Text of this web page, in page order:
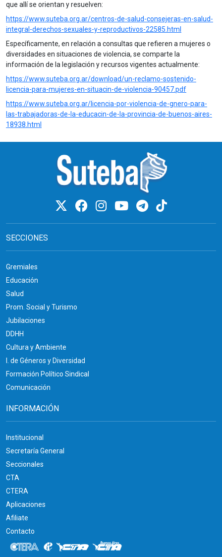
que allí se orientan y resuelven:
https://www.suteba.org.ar/centros-de-salud-consejeras-en-salud-
integral-derechos-sexuales-y-reproductivos-22585.html
Específicamente, en relación a consultas que refieren a mujeres o
diversidades en situaciones de violencia, se comparte la
información de la legislación y recursos vigentes actualmente:
https://www.suteba.org.ar/download/un-reclamo-sostenido-
licencia-para-mujeres-en-situacin-de-violencia-90457.pdf
https://www.suteba.org.ar/licencia-por-violencia-de-gnero-para-
las-trabajadoras-de-la-educacin-de-la-provincia-de-buenos-aires-
18938.html
SECCIONES
Gremiales
Educación
Salud
Prom. Social y Turismo
Jubilaciones
DDHH
Cultura y Ambiente
I. de Géneros y Diversidad
Formación Político Sindical
Comunicación
INFORMACIÓN
Institucional
Secretaría General
Seccionales
CTA
CTERA
Aplicaciones
Afiliate
Contacto